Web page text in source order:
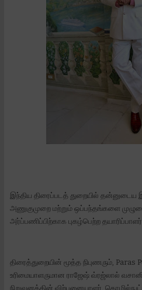
இந்திய திரைப்படத் துறையில்
அணுகுமுறை மற்றும் ஒப்பந்தங்களை
அர்ப்பணிப்பிற்காக புகழ்பெற்ற
திரைத்துறையின் மூத்த நிபுணரும், Paras
உரிமையாளருமான ராஜேஷ் வ்ரஜ்லால்
நிறுவனத்தின் விற்பனையாளர்,